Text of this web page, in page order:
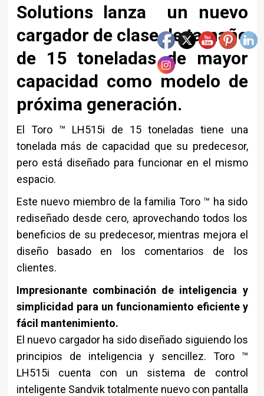
Solutions lanza un nuevo
cargador de clase de tamaño
de 15 toneladas de mayor
capacidad como modelo de
próxima generación.
El Toro ™ LH515i de 15 toneladas tiene una
tonelada más de capacidad que su predecesor,
pero está diseñado para funcionar en el mismo
espacio.
Este nuevo miembro de la familia Toro ™ ha sido
rediseñado desde cero, aprovechando todos los
beneficios de su predecesor, mientras mejora el
diseño basado en los comentarios de los
clientes.
Impresionante combinación de inteligencia y
simplicidad para un funcionamiento eficiente y
fácil mantenimiento.
El nuevo cargador ha sido diseñado siguiendo los
principios de inteligencia y sencillez. Toro ™
LH515i cuenta con un sistema de control
inteligente Sandvik totalmente nuevo con pantalla